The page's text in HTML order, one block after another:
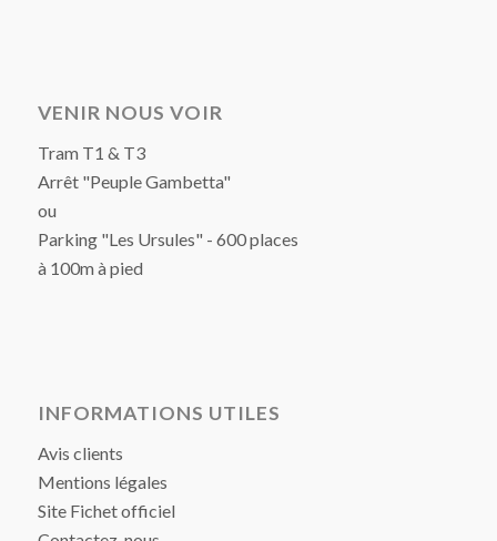
VENIR NOUS VOIR
Tram T1 & T3
Arrêt "Peuple Gambetta"
ou
Parking "Les Ursules" - 600 places
à 100m à pied
INFORMATIONS UTILES
Avis clients
Mentions légales
Site Fichet officiel